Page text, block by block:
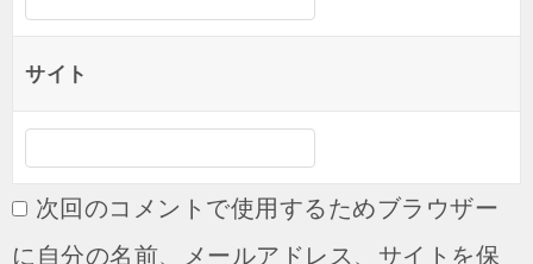
サイト
次回のコメントで使用するためブラウザー
に自分の名前、メールアドレス、サイトを保